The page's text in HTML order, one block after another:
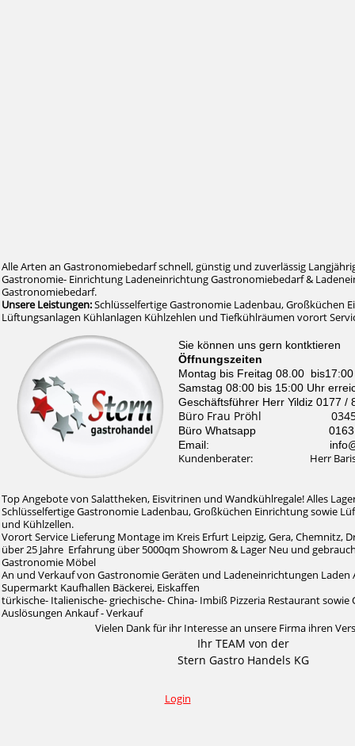
Alle Arten an Gastronomiebedarf schnell, günstig und zuverlässig
Gastronomie- Einrichtung Ladeneinrichtung Gastronomiebedarf &
Gastronomiebedarf.
Unsere Leistungen:Schlüsselfertige Gastronomie Ladenbau, Großküchen
Lüftungsanlagen Kühlanlagen Kühlzehlen und Tiefkühlräumen vorort
Sie können uns gern kontktieren
Öffnungszeiten
Montag bis Freitag 08.00
Samstag 08:00 bis 15:00 Uhr
Geschäftsführer Herr Yildiz 0177 /
Büro Frau Pröhl 0345 /
Büro Whatsapp 0163 /
Email: info@stern-
Kundenberater: Herr Baris
Top Angebote von Salattheken, Eisvitrinen und Wandkühlregale! Alles
Schlüsselfertige Gastronomie Ladenbau, Großküchen Einrichtung sowie
und Kühlzellen.
Vorort Service Lieferung Montage im Kreis Erfurt Leipzig, Gera, Chemnitz,
über 25 Jahre Erfahrung über 5000qm Showrom & Lager Neu und
Gastronomie Möbel
An und Verkauf von Gastronomie Geräten und Ladeneinrichtungen
Supermarkt Kaufhallen Bäckerei, Eiskaffen
türkische- Italienische- griechische- China- Imbiß Pizzeria Restaurant sowie
Auslösungen Ankauf - Verkauf
Vielen Dank für ihr Interesse an unsere Firma ihren
Ihr TEAM von der
Stern Gastro Handels KG
Login